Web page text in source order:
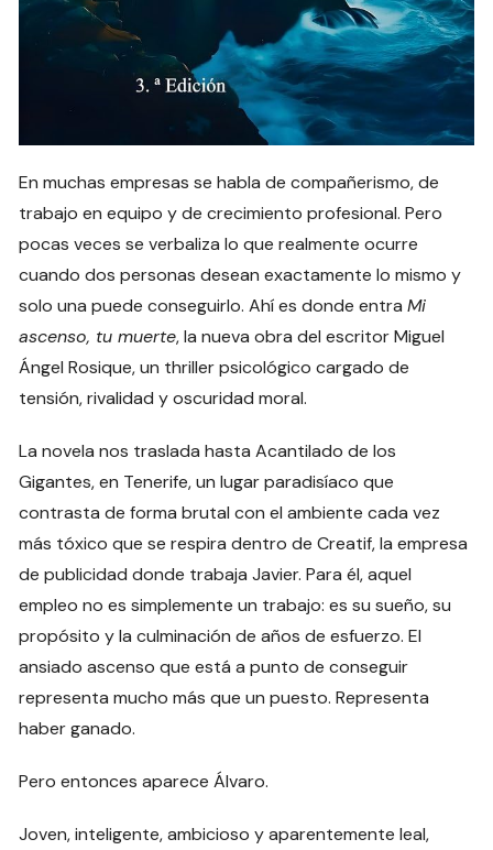
En muchas empresas se habla de compañerismo, de
trabajo en equipo y de crecimiento profesional. Pero
pocas veces se verbaliza lo que realmente ocurre
cuando dos personas desean exactamente lo mismo y
solo una puede conseguirlo. Ahí es donde entraMi
ascenso, tu muerte, la nueva obra del escritor Miguel
Ángel Rosique, un thriller psicológico cargado de
tensión, rivalidad y oscuridad moral.
La novela nos traslada hasta Acantilado de los
Gigantes, en Tenerife, un lugar paradisíaco que
contrasta de forma brutal con el ambiente cada vez
más tóxico que se respira dentro de Creatif, la empresa
de publicidad donde trabaja Javier. Para él, aquel
empleo no es simplemente un trabajo: es su sueño, su
propósito y la culminación de años de esfuerzo. El
ansiado ascenso que está a punto de conseguir
representa mucho más que un puesto. Representa
haber ganado.
Pero entonces aparece Álvaro.
Joven, inteligente, ambicioso y aparentemente leal,